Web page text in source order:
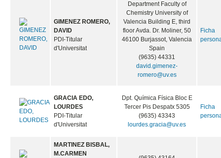
GIMENEZ ROMERO,
DAVID
PDI-Titular
d'Universitat
Department Faculty of
Chemistry University of
Valencia Building E, third
floor Avda. Dr. Moliner, 50
46100 Burjassot, Valencia
Spain
(9635) 44331
david.gimenez-
romero@uv.es
Ficha
GRACIA EDO,
LOURDES
PDI-Titular
d'Universitat
Dpt. Química Física Bloc E
Tercer Pis Despatx 5305
(9635) 43343
lourdes.gracia@uv.es
Ficha
MARTINEZ BISBAL,
M.CARMEN